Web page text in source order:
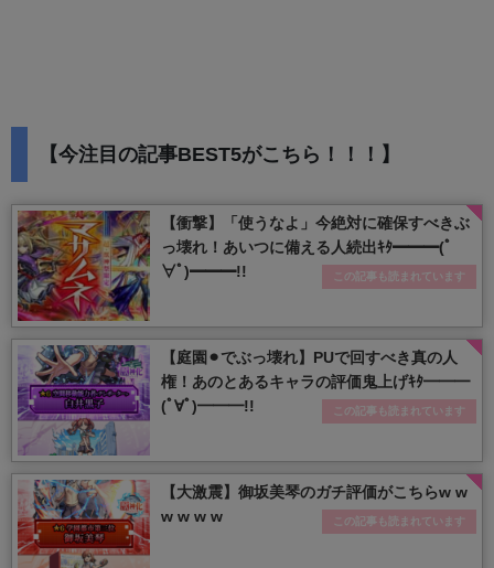
【今注目の記事BEST5がこちら！！！】
【衝撃】「使うなよ」今絶対に確保すべきぶ
っ壊れ！あいつに備える人続出ｷﾀ━━━(ﾟ
∀ﾟ)━━━!!
この記事も読まれています
【庭園⚫︎でぶっ壊れ】PUで回すべき真の人
権！あのとあるキャラの評価鬼上げｷﾀ━━━
(ﾟ∀ﾟ)━━━!!
この記事も読まれています
【大激震】御坂美琴のガチ評価がこちらw w
w w w w
この記事も読まれています